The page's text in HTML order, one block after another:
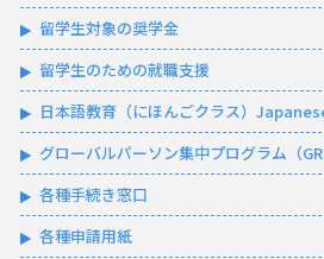
留学生対象の奨学金
留学生のための就職支援
日本語教育（にほんごクラス）
グローバルパーソン集中プログラム（
各種手続き窓口
各種申請用紙